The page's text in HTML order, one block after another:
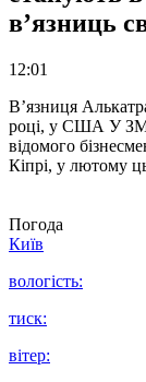
в’язниць
12:01
В’язниця
році, у США У ЗМІ
відомого
Кіпрі, у лютому
Погода
Київ
вологість:
тиск:
вітер: